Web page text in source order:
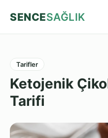
SENCESAĞLIK
Tarifler
Ketojenik
Tarifi